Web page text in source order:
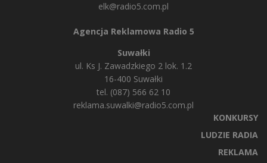
elk@radio5.com.pl
Agencja Reklamowa Radio 5
Suwałki
ul. Ks J. Zawadzkiego 2 lok. 1.2
16-400 Suwałki
tel. (087) 566 62 10
reklama.suwalki@radio5.com.pl
KONKURSY
LUDZIE RADIA
REKLAMA